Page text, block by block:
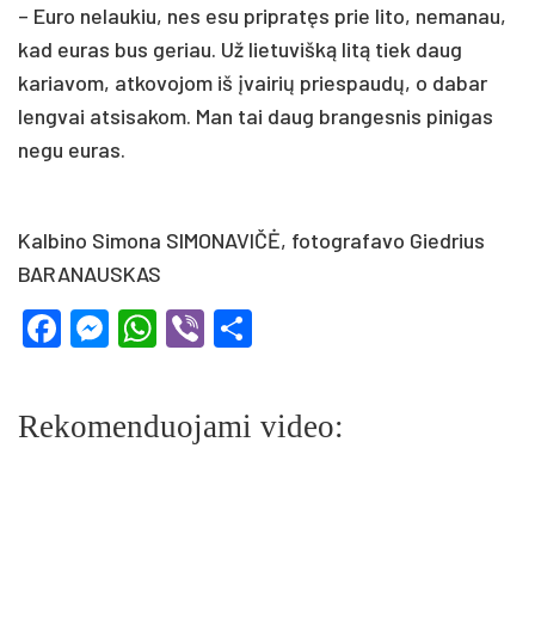
– Euro nelaukiu, nes esu pripratęs prie lito, nemanau,
kad euras bus geriau. Už lietuvišką litą tiek daug
kariavom, atkovojom iš įvairių priespaudų, o dabar
lengvai atsisakom. Man tai daug brangesnis pinigas
negu euras.
Kalbino Simona SIMONAVIČĖ, fotografavo Giedrius
BARANAUSKAS
Facebook
Messenger
WhatsApp
Viber
Rekomenduojami video: